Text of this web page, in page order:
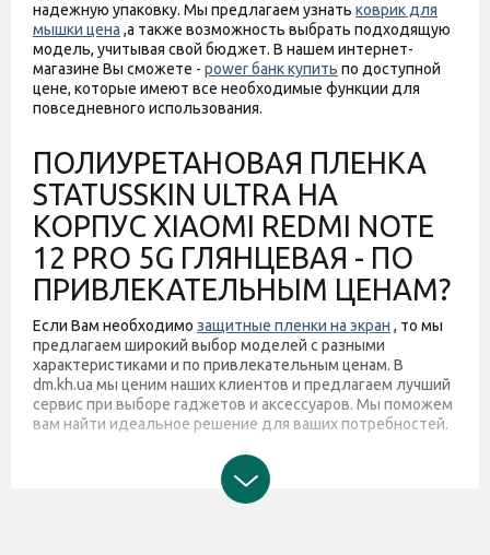
надежную упаковку. Мы предлагаем узнать коврик для
мышки цена ,а также возможность выбрать подходящую
модель, учитывая свой бюджет. В нашем интернет-
магазине Вы сможете - power банк купить по доступной
цене, которые имеют все необходимые функции для
повседневного использования.
ПОЛИУРЕТАНОВАЯ ПЛЕНКА
STATUSSKIN ULTRA НА
КОРПУС XIAOMI REDMI NOTE
12 PRO 5G ГЛЯНЦЕВАЯ - ПО
ПРИВЛЕКАТЕЛЬНЫМ ЦЕНАМ?
Если Вам необходимо защитные пленки на экран , то мы
предлагаем широкий выбор моделей с разными
характеристиками и по привлекательным ценам. В
dm.kh.ua мы ценим наших клиентов и предлагаем лучший
сервис при выборе гаджетов и аксессуаров. Мы поможем
вам найти идеальное решение для ваших потребностей.